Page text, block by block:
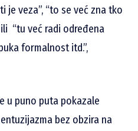
je veza”, “to se već zna tko
“tu već radi određena
formalnost itd.”,
u puno puta pokazale
bez obzira na